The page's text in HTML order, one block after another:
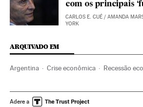
com os principais
CARLOS E. CUÉ / AMANDA
YORK
ARQUIVADO EM
Argentina Crise econômica Recessão
América Economia
Adere a